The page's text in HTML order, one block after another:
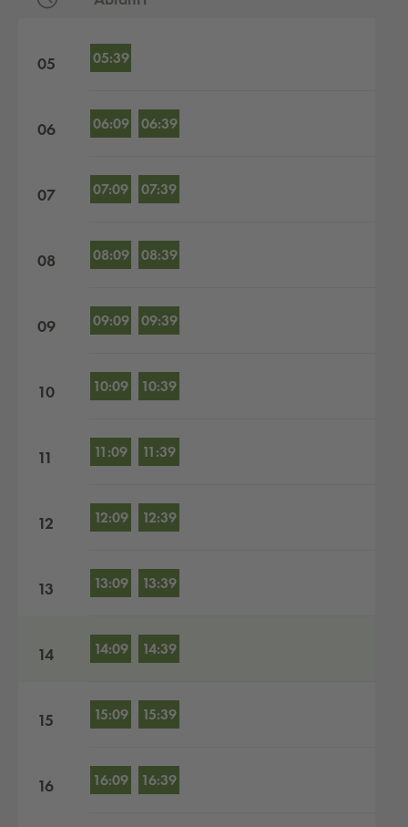
05 05:39
06 06:09 06:39
07 07:09 07:39
08 08:09 08:39
09 09:09 09:39
10 10:09 10:39
11 11:09 11:39
12 12:09 12:39
13 13:09 13:39
14 14:09 14:39
15 15:09 15:39
16 16:09 16:39